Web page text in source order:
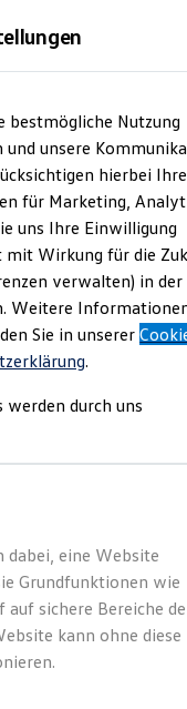
finden
& konfigurieren
bestmögliche Nutzung
und unsere
hierbei Ihre
für Marketing,
uns Ihre Einwilligung
mit Wirkung für die
verwalten) in der
Weitere
Sie in unserer
.
werden durch uns
dabei, eine Website
Grundfunktionen wie
sichere Bereiche
kann ohne diese